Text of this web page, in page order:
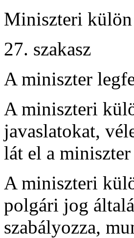
Miniszteri külön
27. szakasz
A miniszter
A miniszteri
javaslatokat,
lát el a miniszter
A miniszteri
polgári jog
szabályozza,